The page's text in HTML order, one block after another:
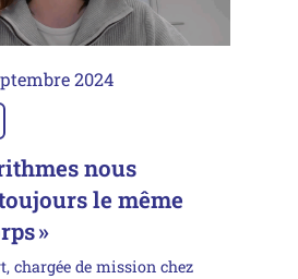
2024
nous
le même
»
chargée de mission chez